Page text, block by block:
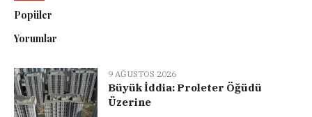
Popüler
Yorumlar
9 AĞUSTOS 2026
Büyük İddia: Proleter Öğüdü
Üzerine